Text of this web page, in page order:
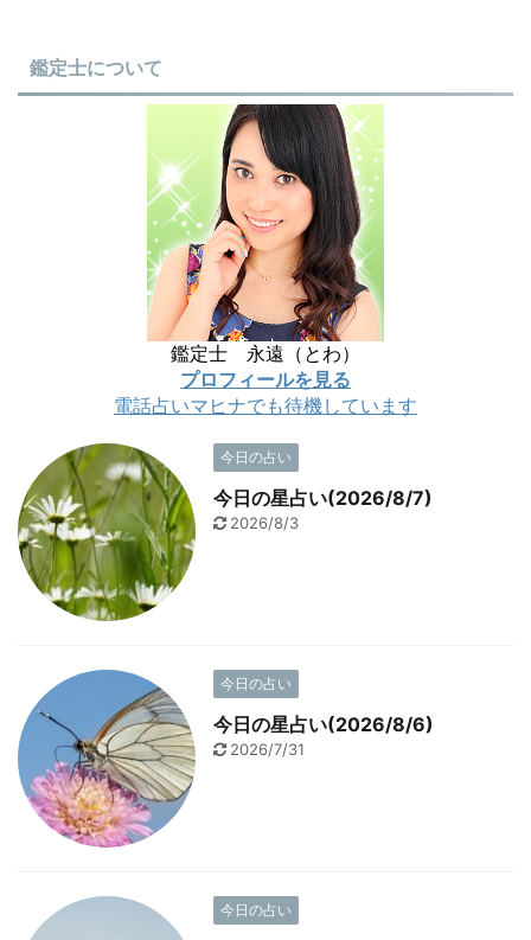
鑑定士について
鑑定士 永遠（とわ）
プロフィールを見る
電話占いマヒナでも待機しています
今日の占い
今日の星占い(2026/8/7)
2026/8/3
今日の占い
今日の星占い(2026/8/6)
2026/7/31
今日の占い